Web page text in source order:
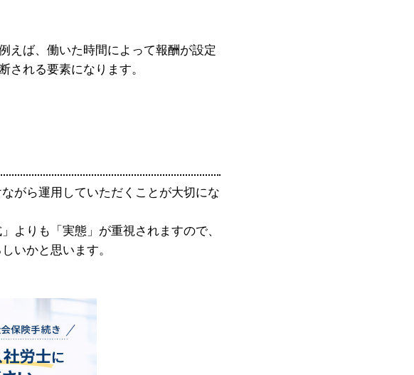
えば、働いた時間によって報酬が設定
される要素になります。
がら運用していただくことが大切にな
よりも「実態」が重視されますので、
いかと思います。